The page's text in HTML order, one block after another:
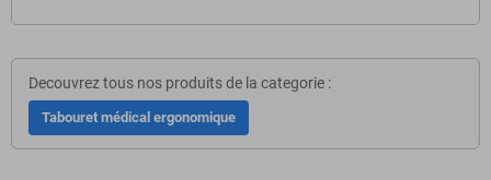
Decouvrez tous nos produits de la categorie :
Tabouret médical ergonomique